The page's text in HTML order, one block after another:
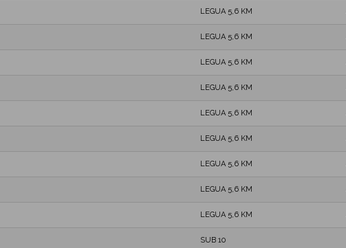
LEGUA 5,6 KM
LEGUA 5,6 KM
LEGUA 5,6 KM
LEGUA 5,6 KM
LEGUA 5,6 KM
LEGUA 5,6 KM
LEGUA 5,6 KM
LEGUA 5,6 KM
LEGUA 5,6 KM
SUB 10